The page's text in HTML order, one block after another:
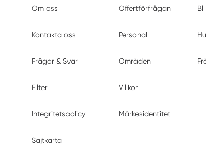
Om oss Offertförfrågan
Kontakta oss Personal
Frågor & Svar Områden
Filter Villkor
Integritetspolicy Märkesidentitet
Sajtkarta